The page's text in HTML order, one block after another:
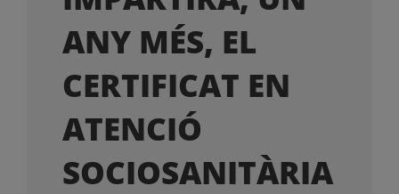
OFERTES LABORALS
LA BOTIGA
ANY MÉS, EL
CERTIFICAT EN
ATENCIÓ
SOCIOSANITÀRIA